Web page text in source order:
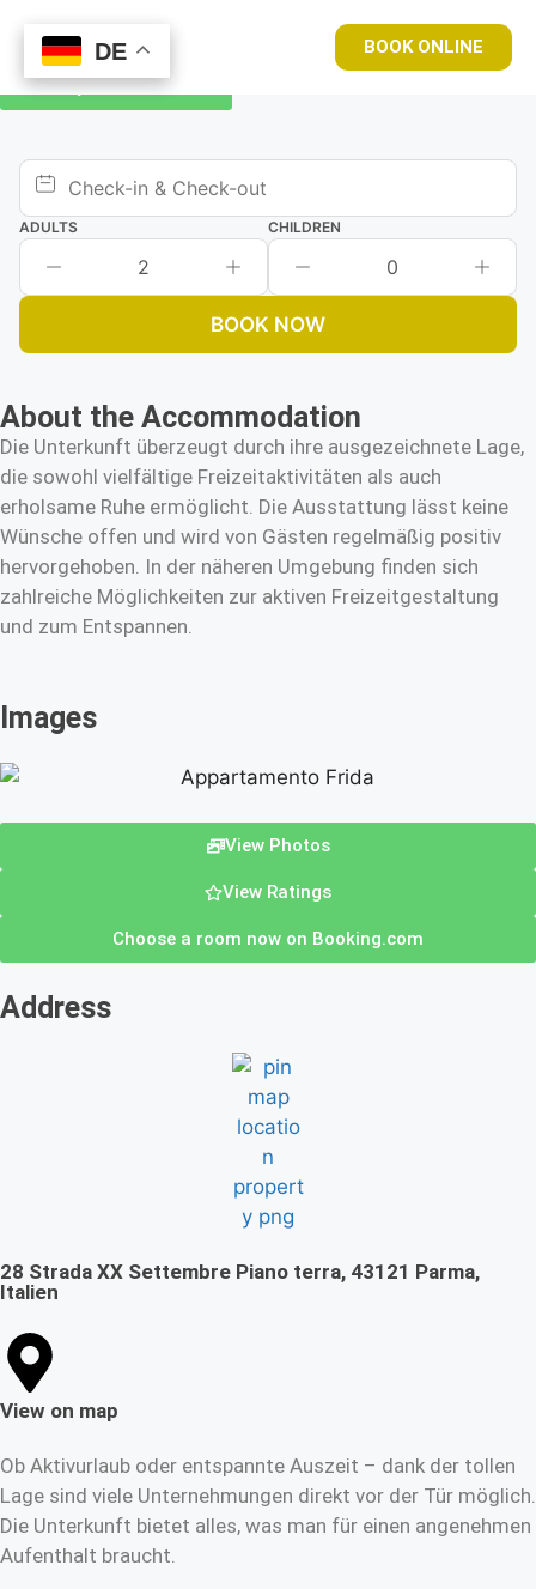
BOOK ONLINE
Book your room now
ADULTS
2
CHILDREN
0
BOOK NOW
About the Accommodation
Die Unterkunft überzeugt durch ihre ausgezeichnete Lage,
die sowohl vielfältige Freizeitaktivitäten als auch
erholsame Ruhe ermöglicht. Die Ausstattung lässt keine
Wünsche offen und wird von Gästen regelmäßig positiv
hervorgehoben. In der näheren Umgebung finden sich
zahlreiche Möglichkeiten zur aktiven Freizeitgestaltung
und zum Entspannen.
Images
View Photos
View Ratings
Choose a room now on Booking.com
Address
28 Strada XX Settembre Piano terra, 43121 Parma,
Italien
View on map
Ob Aktivurlaub oder entspannte Auszeit – dank der tollen
Lage sind viele Unternehmungen direkt vor der Tür möglich.
Die Unterkunft bietet alles, was man für einen angenehmen
Aufenthalt braucht.
DE
DE